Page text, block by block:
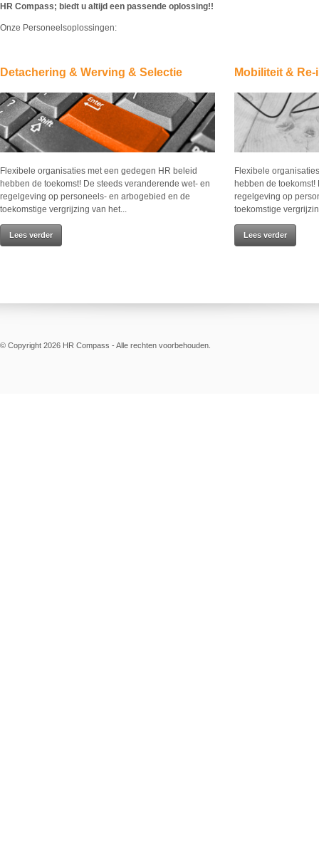
HR Compass; biedt u altijd een passende oplossing!!
Onze Personeelsoplossingen:
Detachering & Werving & Selectie
Flexibele organisaties met een gedegen HR beleid
hebben de toekomst! De steeds veranderende wet- en
regelgeving op personeels- en arbogebied en de
toekomstige vergrijzing van het...
Lees verder
Mobiliteit &
Flexibele
hebben de
regelgeving op
toekomstige
Lees verder
© Copyright 2026 HR Compass - Alle rechten voorbehouden.